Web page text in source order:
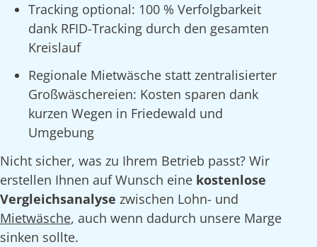
Tracking optional: 100 % Verfolgbarkeit
dank RFID-Tracking durch den gesamten
Kreislauf
Regionale Mietwäsche statt zentralisierter
Großwäschereien: Kosten sparen dank
kurzen Wegen in Friedewald und
Umgebung
Nicht sicher, was zu Ihrem Betrieb passt? Wir
erstellen Ihnen auf Wunsch eine kostenlose
Vergleichsanalyse zwischen Lohn- und
Mietwäsche, auch wenn dadurch unsere Marge
sinken sollte.